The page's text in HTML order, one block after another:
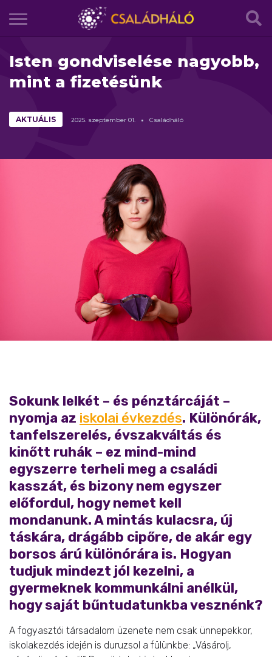
Isten gondviselése nagyobb,
mint a fizetésünk
AKTUÁLIS 2025. szeptember 01. Családháló
Sokunk lelkét – és pénztárcáját –
nyomja az iskolai évkezdés. Különórák,
tanfelszerelés, évszakváltás és
kinőtt ruhák – ez mind-mind
egyszerre terheli meg a családi
kasszát, és bizony nem egyszer
előfordul, hogy nemet kell
mondanunk. A mintás kulacsra, új
táskára, drágább cipőre, de akár egy
borsos árú különórára is. Hogyan
tudjuk mindezt jól kezelni, a
gyermeknek kommunkálni anélkül,
hogy saját bűntudatunkba vesznénk?
A fogyasztói társadalom üzenete nem csak ünnepekkor,
iskolakezdés idején is duruzsol a fülünkbe: „Vásárolj,